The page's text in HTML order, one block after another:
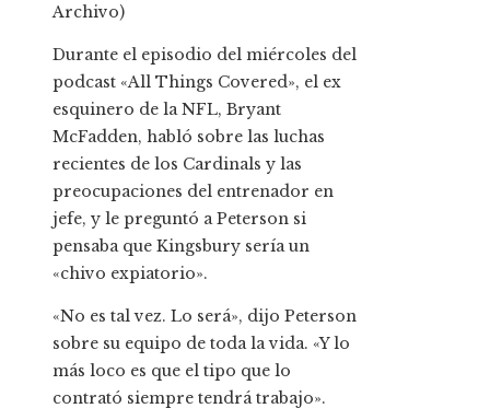
Archivo)
Durante el episodio del miércoles del
podcast «All Things Covered», el ex
esquinero de la NFL, Bryant
McFadden, habló sobre las luchas
recientes de los Cardinals y las
preocupaciones del entrenador en
jefe, y le preguntó a Peterson si
pensaba que Kingsbury sería un
«chivo expiatorio».
«No es tal vez. Lo será», dijo Peterson
sobre su equipo de toda la vida. «Y lo
más loco es que el tipo que lo
contrató siempre tendrá trabajo».